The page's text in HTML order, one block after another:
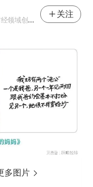
领域创作者
关注
多图片